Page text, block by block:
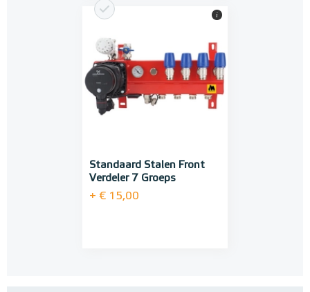
Standaard Stalen Front
Verdeler 7 Groeps
+ € 15,00
i